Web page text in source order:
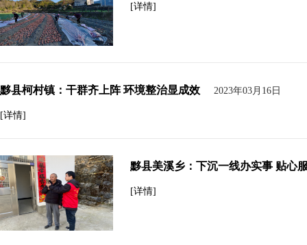
[详情]
黟县柯村镇：干群齐上阵 环境整治显成效 2023年03月16日
[详情]
黟县美溪乡：下沉一线办实事 贴心
[详情]